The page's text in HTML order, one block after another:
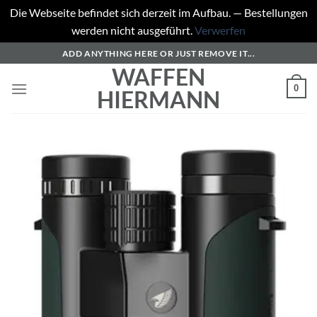
Die Webseite befindet sich derzeit im Aufbau. — Bestellungen
werden nicht ausgeführt.Verwerfen
Inhalt
springen
ADD ANYTHING HERE OR JUST REMOVE IT...
WAFFEN
HIERMANN
0